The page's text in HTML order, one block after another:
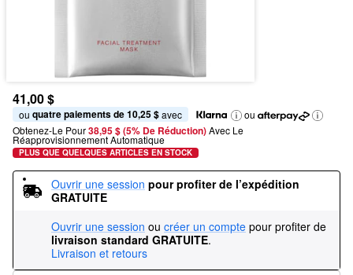
41,00 $
ou quatre paiements de 10,25 $ avec
ou
Obtenez-Le Pour38,95 $ (5% De Réduction) Avec Le
Réapprovisionnement Automatique
PLUS QUE QUELQUES ARTICLES EN STOCK
Ouvrir une session pour profiter de l’expédition
GRATUITE
Ouvrir une session ou créer un compte pour profiter de
livraison standard GRATUITE.
Livraison et retours